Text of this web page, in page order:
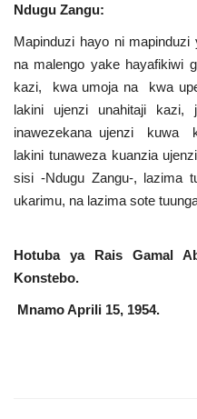
Ndugu Zangu:
Mapinduzi hayo ni
na malengo yake hayafikiwi
kazi, kwa umoja na kwa
lakini ujenzi unahitaji
inawezekana ujenzi kuwa
lakini tunaweza kuanzia
sisi -Ndugu Zangu-, lazima
ukarimu, na lazima sote
Hotuba ya Rais Gamal
Konstebo.
Mnamo Aprili 15, 1954.